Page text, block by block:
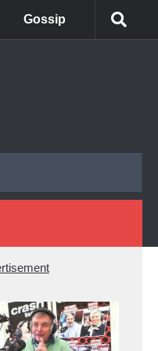
Gossip